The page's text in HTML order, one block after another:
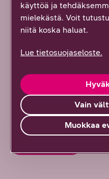
Kaikki artikkelit ja
Kaikki referenssit
Kaikki oppaat
Tilaa uutiskirje
käyttöä ja
mielekästä. Voit
niitä koska haluat.
Lue tietosuojaseloste.
Vain
Muokkaa